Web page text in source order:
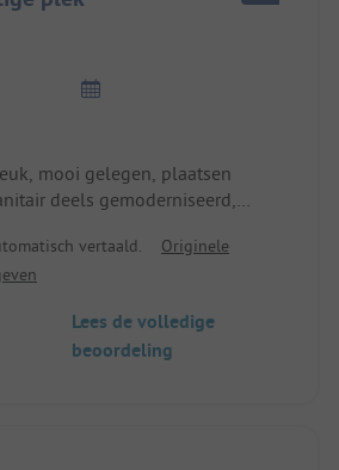
mooi gelegen, plaatsen
deels gemoderniseerd,
vertaald.
Originele
Lees de volledige
beoordeling